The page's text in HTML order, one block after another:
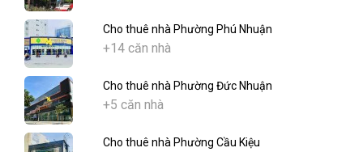
Cho thuê nhà Phường Phú Nhuận
+14 căn nhà
Cho thuê nhà Phường Đức Nhuận
+5 căn nhà
Cho thuê nhà Phường Cầu Kiệu